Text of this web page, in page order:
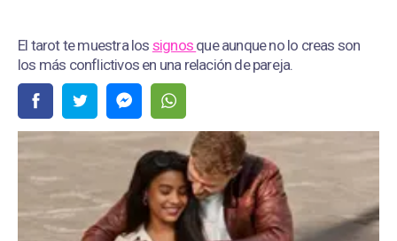
El tarot te muestra los signos que aunque no lo creas son
los más conflictivos en una relación de pareja.